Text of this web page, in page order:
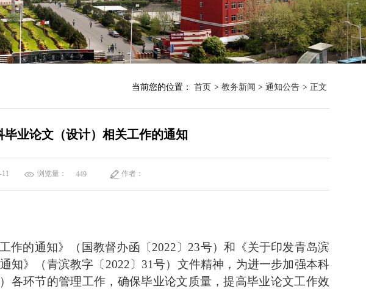
当前您的位置： 首页 > 教务新闻 > 通知公告 > 正文
毕业论文（设计）相关工作的通知
浏览量： 449 作者：
作的通知》（国教督办函〔2022〕23号）和《关于印发青岛滨
知》（青滨教字〔2022〕31号）文件精神，为进一步加强本科
各环节的管理工作，确保毕业论文质量，提高毕业论文工作效